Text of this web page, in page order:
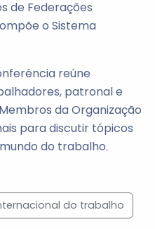
de Federações
o Sistema
reúne
patronal e
da Organização
para discutir tópicos
do trabalho.
do trabalho